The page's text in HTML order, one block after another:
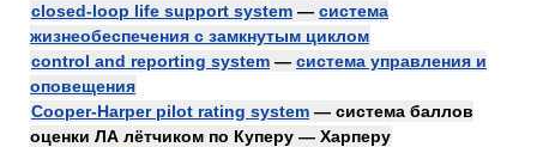
closed-loop life support system — система
жизнеобеспечения с замкнутым циклом
control and reporting system — система управления и
оповещения
Cooper-Harper pilot rating system — система баллов
оценки ЛА лётчиком по Куперу — Харперу